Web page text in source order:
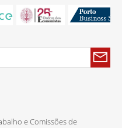
e Comissões de